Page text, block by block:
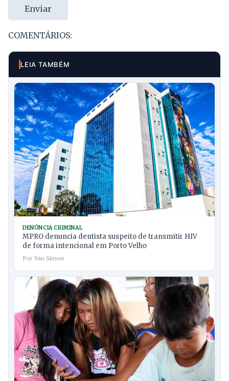
Enviar
COMENTÁRIOS:
LEIA TAMBÉM
DENÚNCIA CRIMINAL
MPRO denuncia dentista suspeito de transmitir HIV
de forma intencional em Porto Velho
Por Yan Simon